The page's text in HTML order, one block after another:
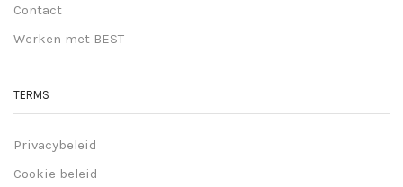
Contact
Werken met BEST
TERMS
Privacybeleid
Cookie beleid